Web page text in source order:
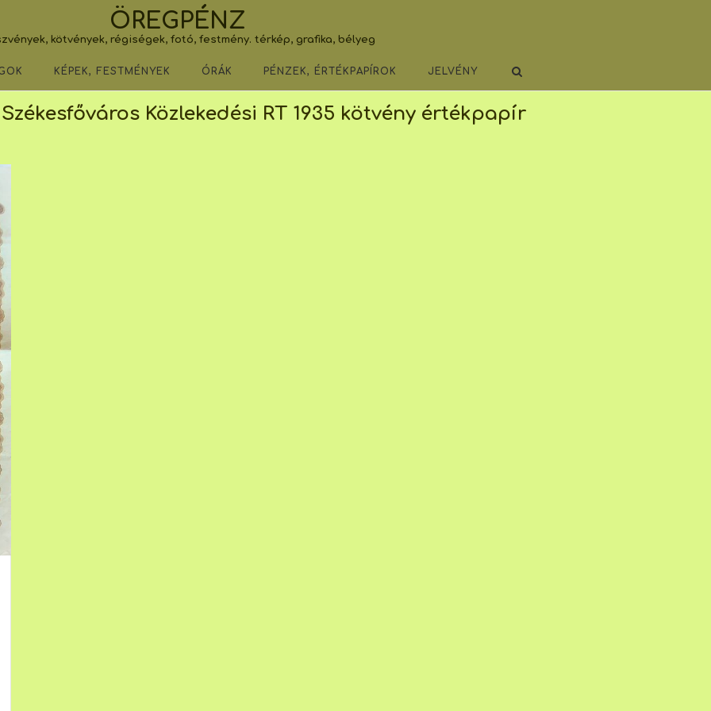
ÖREGPÉNZ
kötvények, régiségek, fotó, festmény. térkép, grafika, bélyeg
KÉPEK, FESTMÉNYEK ÓRÁK PÉNZEK, ÉRTÉKPAPÍROK JELVÉNY
Közlekedési RT 1935 kötvény értékpapír